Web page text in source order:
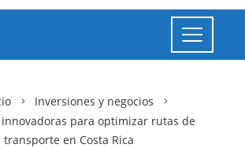
Inversiones y negocios
para optimizar rutas de
transporte en Costa Rica